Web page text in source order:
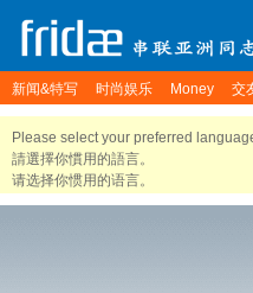
新闻&特写 时尚娱乐 Money 交
Please select your preferred
請選擇你慣用的語言。
请选择你惯用的语言。